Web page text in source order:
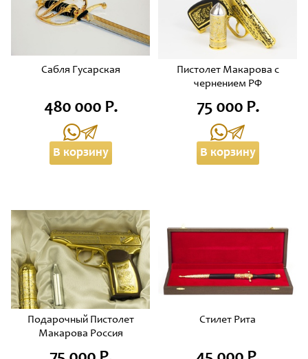
Сабля Гусарская
480 000 Р.
В корзину
Пистолет Макарова с
чернением РФ
75 000 Р.
В корзину
Подарочный Пистолет
Макарова Россия
Стилет Рита